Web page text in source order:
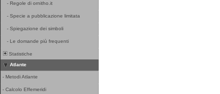
- Regole di ornitho.it
- Specie a pubblicazione limitata
- Spiegazione dei simboli
- Le domande più frequenti
Statistiche
Atlante
- Metodi Atlante
- Calcolo Effemeridi